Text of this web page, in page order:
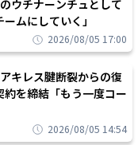
ウチナーンチュとして
ムにしていく」
2026/08/05 17:00
キレス腱断裂からの復
を締結「もう一度コー
2026/08/05 14:54